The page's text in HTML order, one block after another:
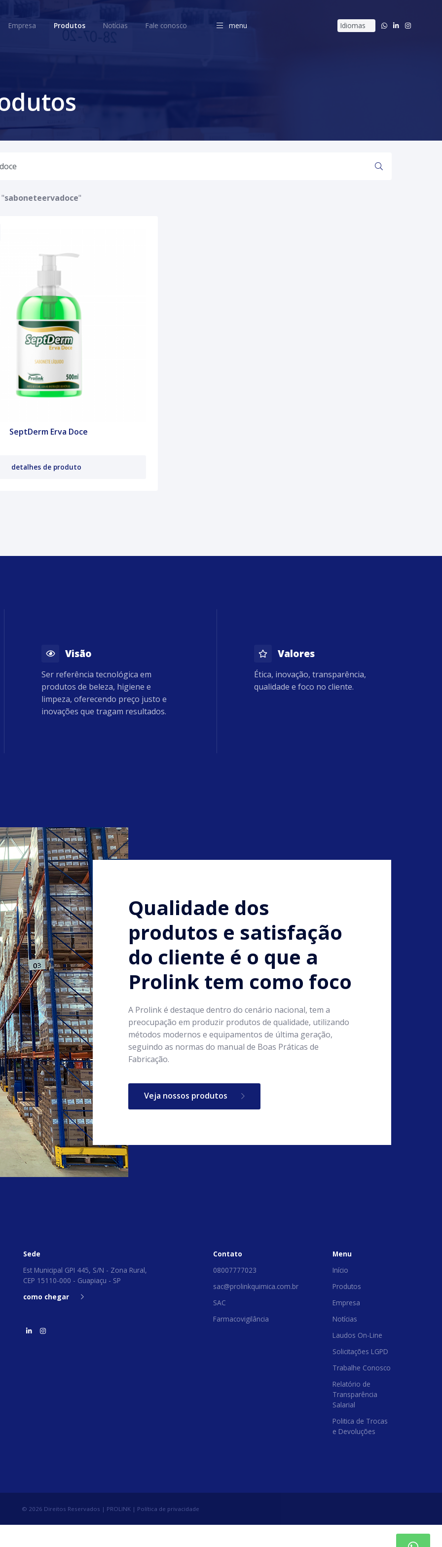
Empresa Produtos Notícias Fale conosco menu
Produtos
saboneteervadoce"
SeptDerm Erva Doce
detalhes de produto
Visão
Ser referência tecnológica em
produtos de beleza, higiene e
limpeza, oferecendo preço justo e
inovações que tragam resultados.
Valores
Ética, inovação, transparência,
qualidade e foco no cliente.
Qualidade dos
produtos e satisfação
do cliente é o que a
Prolink tem como foco
A Prolink é destaque dentro do cenário nacional, tem a
preocupação em produzir produtos de qualidade, utilizando
métodos modernos e equipamentos de última geração,
seguindo as normas do manual de Boas Práticas de
Fabricação.
Veja nossos produtos
Sede
Est Municipal GPI 445, S/N - Zona Rural,
CEP 15110-000 - Guapiaçu - SP
como chegar
Contato
08007777023
sac@prolinkquimica.com.br
SAC
Farmacovigilância
Menu
Início
Produtos
Empresa
Notícias
Laudos On-Line
Solicitações LGPD
Trabalhe Conosco
Relatório de
Transparência
Salarial
Politica de Trocas
e Devoluções
© 2026 Direitos Reservados | PROLINK | Política de privacidade